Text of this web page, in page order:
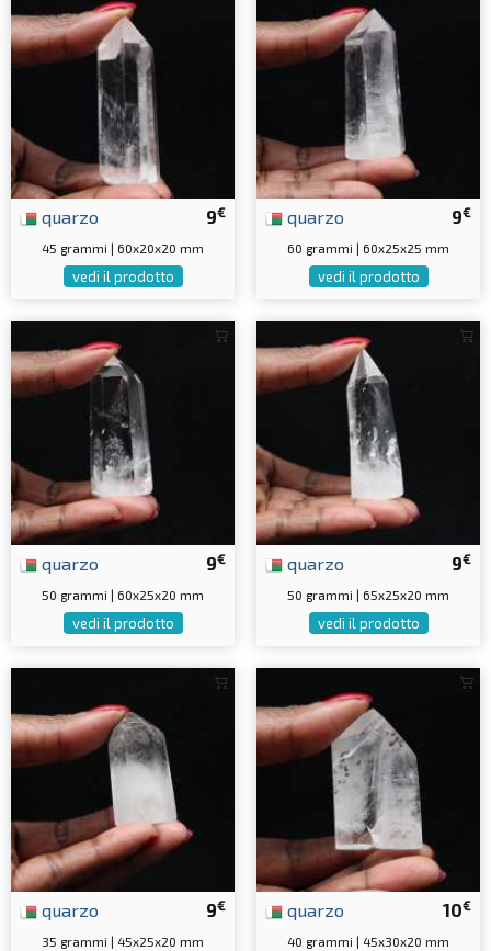
9€
quarzo
45 grammi | 60x20x20 mm
vedi il prodotto
9€
quarzo
60 grammi | 60x25x25 mm
vedi il prodotto
9€
quarzo
50 grammi | 60x25x20 mm
vedi il prodotto
9€
quarzo
50 grammi | 65x25x20 mm
vedi il prodotto
9€
quarzo
35 grammi | 45x25x20 mm
10€
quarzo
40 grammi | 45x30x20 mm